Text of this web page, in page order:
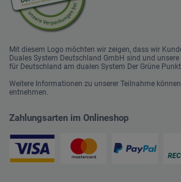
Mit diesem Logo möchten wir zeigen, dass wir
Duales System Deutschland GmbH sind und
für Deutschland am dualen System Der Grüne
Weitere Informationen zu unserer Teilnahme
entnehmen.
Zahlungsarten im Onlineshop